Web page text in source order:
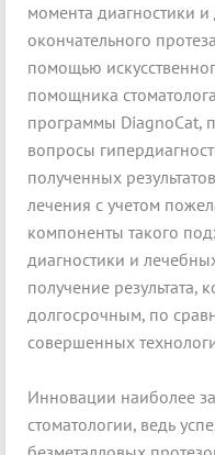
момента диагностики и
окончательного
помощью
помощника
программы DiagnoCat,
вопросы
полученных
лечения с учетом
компоненты такого
диагностики и
получение результата,
долгосрочным, по
совершенных
Инновации наиболее
стоматологии, ведь